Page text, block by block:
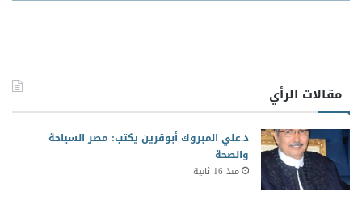
مقالات الرأي
د.علي المبروك أبوقرين يكتب: مصر السياحة
والصحة
منذ 16 ثانية